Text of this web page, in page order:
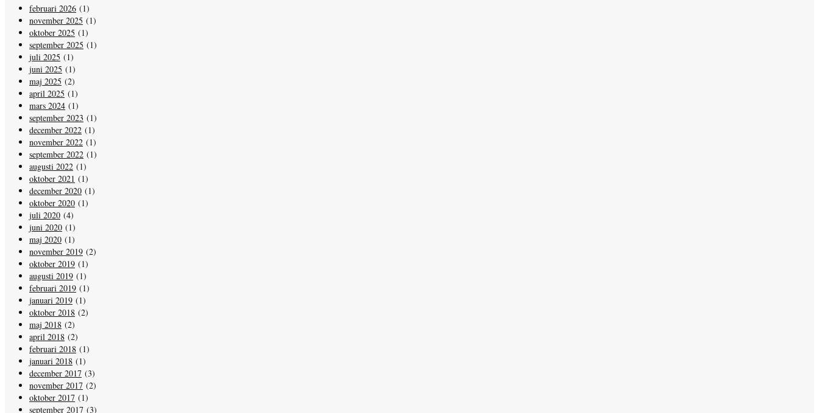
februari 2026 (1)
november 2025 (1)
oktober 2025 (1)
september 2025 (1)
juli 2025 (1)
juni 2025 (1)
maj 2025 (2)
april 2025 (1)
mars 2024 (1)
september 2023 (1)
december 2022 (1)
november 2022 (1)
september 2022 (1)
augusti 2022 (1)
oktober 2021 (1)
december 2020 (1)
oktober 2020 (1)
juli 2020 (4)
juni 2020 (1)
maj 2020 (1)
november 2019 (2)
oktober 2019 (1)
augusti 2019 (1)
februari 2019 (1)
januari 2019 (1)
oktober 2018 (2)
maj 2018 (2)
april 2018 (2)
februari 2018 (1)
januari 2018 (1)
december 2017 (3)
november 2017 (2)
oktober 2017 (1)
september 2017 (3)